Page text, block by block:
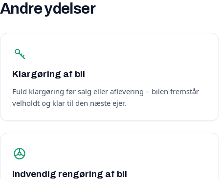
Andre ydelser
Klargøring af bil
Fuld klargøring før salg eller aflevering – bilen fremstår
velholdt og klar til den næste ejer.
Indvendig rengøring af bil